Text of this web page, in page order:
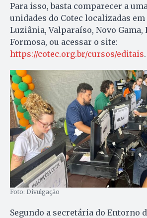
Para isso, basta comparecer a
unidades do Cotec localizadas
Luziânia, Valparaíso, Novo Gama,
Formosa, ou acessar o site:
https://cotec.org.br/cursos/editais.
Foto: Divulgação
Segundo a secretária do Entorno